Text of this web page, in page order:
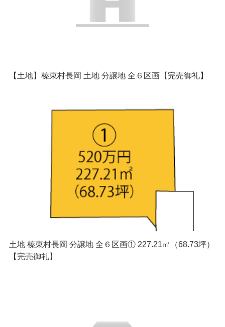
【土地】榛東村長岡 土地 分譲地 全６区画【完売御礼】
土地 榛東村長岡 分譲地 全６区画① 227.21㎡（68.73坪）
【完売御礼】